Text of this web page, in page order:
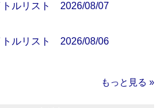
トルリスト 2026/08/07
トルリスト 2026/08/06
もっと見る »